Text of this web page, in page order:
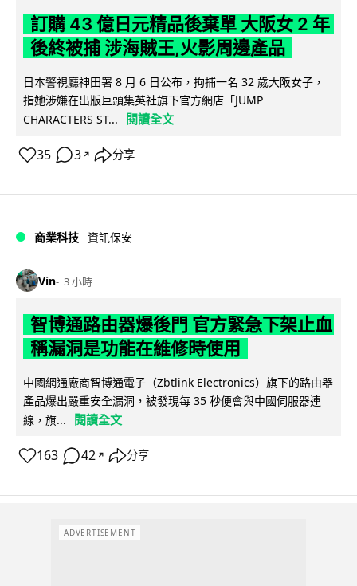
訂購 43 億日元精品後棄單 大阪女 2 年
後終被捕 涉海賊王,火影周邊產品
日本警視廳神田署 8 月 6 日公布，拘捕一名 32 歲大阪女子，
指她涉嫌在出版巨頭集英社旗下官方網店「JUMP
CHARACTERS ST...
閱讀全文
35 3 ↗ 分享
商業科技 資訊保安
Vin 3 小時
智博通路由器爆後門 官方緊急下架止血
稱漏洞是功能在維修時使用
中國網通廠商智博通電子（Zbtlink Electronics）旗下的路由器
產品爆出嚴重安全漏洞，被發現每 35 秒便會與中國伺服器連
線，旗...
閱讀全文
163 42 ↗ 分享
ADVERTISEMENT